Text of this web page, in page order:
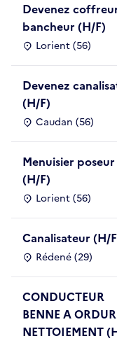
Devenez
bancheur (H/F)
Lorient (56)
Devenez
(H/F)
Caudan (56)
Menuisier poseur
(H/F)
Lorient (56)
Canalisateur (H/
Rédené (29)
CONDUCTEUR
BENNE A
NETTOIEMENT